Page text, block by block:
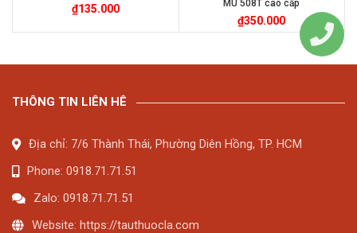
₫135.000
MU 508T cao cấp
₫350.000
THÔNG TIN LIÊN HÊ
Địa chỉ: 7/6 Thành Thái, Phường Diên Hồng, TP. HCM
Phone: 0918.71.71.51
Zalo: 0918.71.71.51
Website: https://tauthuocla.com